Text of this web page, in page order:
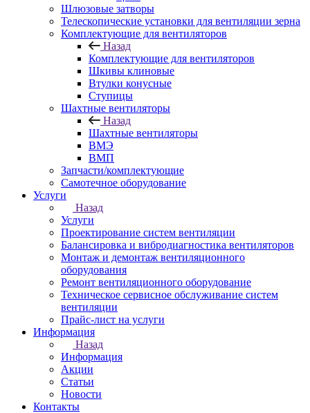
Шлюзовые затворы
Телескопические установки для вентиляции зерна
Комплектующие для вентиляторов
Назад
Комплектующие для вентиляторов
Шкивы клиновые
Втулки конусные
Ступицы
Шахтные вентиляторы
Назад
Шахтные вентиляторы
ВМЭ
ВМП
Запчасти/комплектующие
Самотечное оборудование
Услуги
Назад
Услуги
Проектирование систем вентиляции
Балансировка и вибродиагностика вентиляторов
Монтаж и демонтаж вентиляционного
оборудования
Ремонт вентиляционного оборудование
Техническое сервисное обслуживание систем
вентиляции
Прайс-лист на услуги
Информация
Назад
Информация
Акции
Статьи
Новости
Контакты